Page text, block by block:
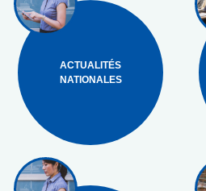
ACTUALITÉS
NATIONALES